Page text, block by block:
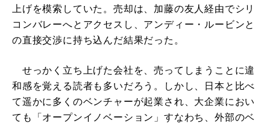
上げを模索していた。売却は、加藤の友人経由でシリ
コンバレーへとアクセスし、アンディー・ルービンと
の直接交渉に持ち込んだ結果だった。
せっかく立ち上げた会社を、売ってしまうことに違
和感を覚える読者も多いだろう。しかし、日本と比べ
て遥かに多くのベンチャーが起業され、大企業におい
ても「オープンイノベーション」すなわち、外部のベ